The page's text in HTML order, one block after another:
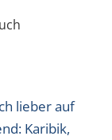
lieber auf
Karibik,